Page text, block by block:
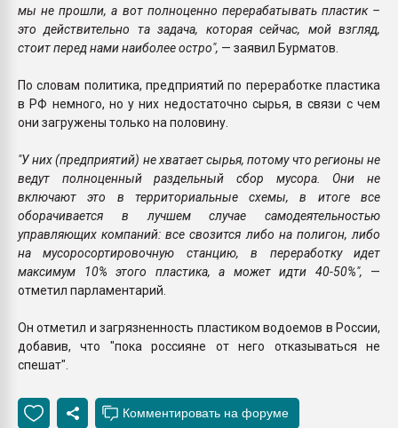
мы не прошли, а вот полноценно перерабатывать пластик –
это действительно та задача, которая сейчас, мой взгляд,
стоит перед нами наиболее остро", — заявил Бурматов.
По словам политика, предприятий по переработке пластика
в РФ немного, но у них недостаточно сырья, в связи с чем
они загружены только на половину.
"У них (предприятий) не хватает сырья, потому что регионы не
ведут полноценный раздельный сбор мусора. Они не
включают это в территориальные схемы, в итоге все
оборачивается в лучшем случае самодеятельностью
управляющих компаний: все свозится либо на полигон, либо
на мусоросортировочную станцию, в переработку идет
максимум 10% этого пластика, а может идти 40-50%", —
отметил парламентарий.
Он отметил и загрязненность пластиком водоемов в России,
добавив, что "пока россияне от него отказываться не
спешат".